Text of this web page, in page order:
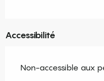
Accessibilité
Non-accessible aux